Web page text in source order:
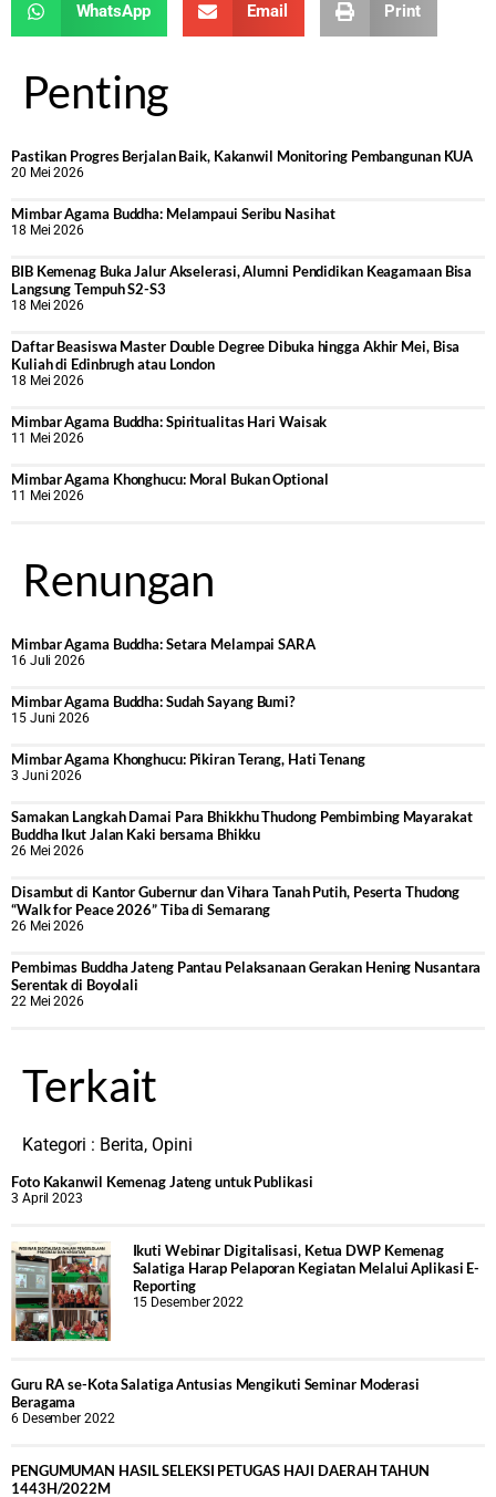
WhatsApp Email Print
Penting
Pastikan Progres Berjalan Baik, Kakanwil Monitoring Pembangunan KUA
20 Mei 2026
Mimbar Agama Buddha: Melampaui Seribu Nasihat
18 Mei 2026
BIB Kemenag Buka Jalur Akselerasi, Alumni Pendidikan Keagamaan Bisa
Langsung Tempuh S2-S3
18 Mei 2026
Daftar Beasiswa Master Double Degree Dibuka hingga Akhir Mei, Bisa
Kuliah di Edinbrugh atau London
18 Mei 2026
Mimbar Agama Buddha: Spiritualitas Hari Waisak
11 Mei 2026
Mimbar Agama Khonghucu: Moral Bukan Optional
11 Mei 2026
Renungan
Mimbar Agama Buddha: Setara Melampai SARA
16 Juli 2026
Mimbar Agama Buddha: Sudah Sayang Bumi?
15 Juni 2026
Mimbar Agama Khonghucu: Pikiran Terang, Hati Tenang
3 Juni 2026
Samakan Langkah Damai Para Bhikkhu Thudong Pembimbing Mayarakat
Buddha Ikut Jalan Kaki bersama Bhikku
26 Mei 2026
Disambut di Kantor Gubernur dan Vihara Tanah Putih, Peserta Thudong
“Walk for Peace 2026” Tiba di Semarang
26 Mei 2026
‎Pembimas Buddha Jateng Pantau Pelaksanaan Gerakan Hening Nusantara
Serentak di Boyolali
22 Mei 2026
Terkait
Kategori : Berita, Opini
Foto Kakanwil Kemenag Jateng untuk Publikasi
3 April 2023
Ikuti Webinar Digitalisasi, Ketua DWP Kemenag
Salatiga Harap Pelaporan Kegiatan Melalui Aplikasi E-
Reporting
15 Desember 2022
Guru RA se-Kota Salatiga Antusias Mengikuti Seminar Moderasi
Beragama
6 Desember 2022
PENGUMUMAN HASIL SELEKSI PETUGAS HAJI DAERAH TAHUN
1443H/2022M